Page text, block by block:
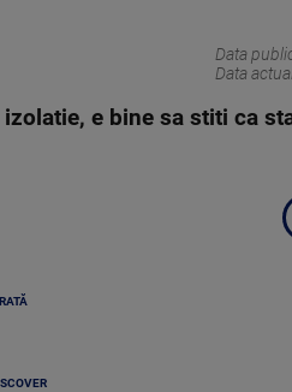
Data
Data
e bine sa stiti ca